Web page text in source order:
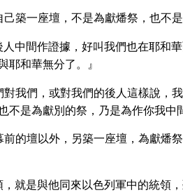
築一座壇，不是為獻燔祭，也不
中間作證據，好叫我們也在耶和
耶和華無分了。』
我們，或對我們的後人這樣說，
不是為獻別的祭，乃是為作你我中
的壇以外，另築一座壇，為獻燔
就是與他同來以色列軍中的統領